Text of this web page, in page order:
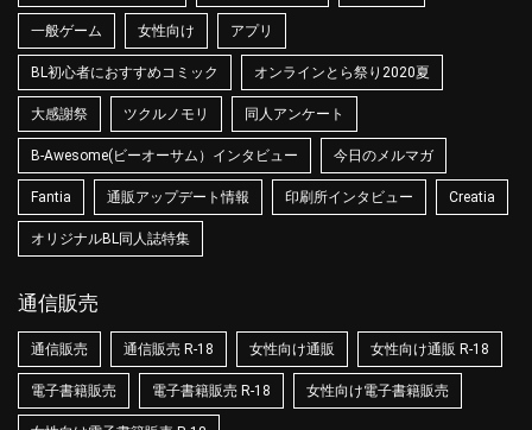
一般ゲーム 女性向け アプリ
BL初心者におすすめコミック オンラインとら祭り2020夏
大感謝祭 ツクルノモリ 同人アンケート
B-Awesome(ビーオーサム）インタビュー 今日のメルマガ
Fantia 通販アップデート情報 印刷所インタビュー Creatia
オリジナルBL同人誌特集
通信販売
通信販売 通信販売 R-18 女性向け通販 女性向け通販 R-18
電子書籍販売 電子書籍販売 R-18 女性向け電子書籍販売